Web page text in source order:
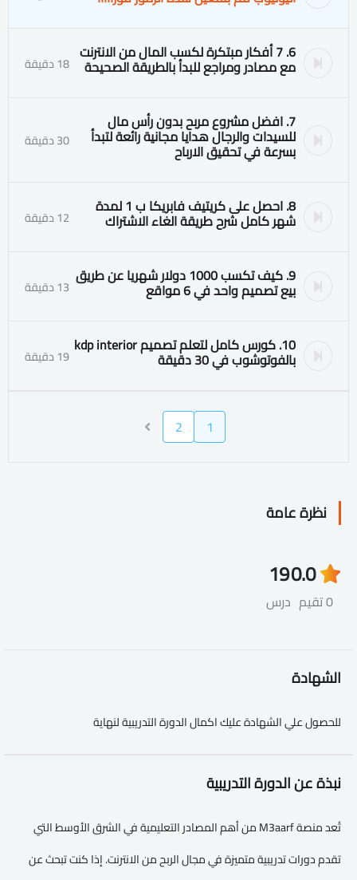
6. 7 أفكار مبتكرة لكسب المال من الانترنت
مع مصادر ومراجع للبدأ بالطريقة الصحيحة 18 دقيقة
7. افضل مشروع مربح بدون رأس مال
للسيدات والرجال هدايا مجانية رائعة لتبدأ
بسرعة في تحقيق الارباح 30 دقيقة
8. احصل على كريتيف فابريكا ب 1 لمدة
شهر كامل شرح طريقة الغاء الاشتراك 12 دقيقة
9. كيف تكسب 1000 دولار شهريا عن طريق
بيع تصميم واحد في 6 مواقع ‎ 13 دقيقة
10. كورس كامل لتعلم تصميم kdp interior
بالفوتوشوب في 30 دقيقة 19 دقيقة
1
2
نظرة عامة
0.0
0 تقيم
19
درس
الشهادة
للحصول علي الشهادة عليك اكمال الدورة التدريبية لنهاية
نبذة عن الدورة التدريبية
تُعد منصة M3aarf من أهم المصادر التعليمية في الشرق الأوسط التي
تقدم دورات تدريبية متميزة في مجال الربح من الانترنت. إذا كنت تبحث عن